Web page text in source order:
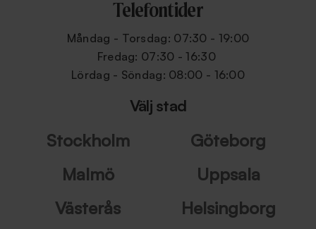
Telefontider
Måndag - Torsdag: 07:30 - 19:00
Fredag: 07:30 - 16:30
Lördag - Söndag: 08:00 - 16:00
Välj stad
Stockholm
Göteborg
Malmö
Uppsala
Västerås
Helsingborg